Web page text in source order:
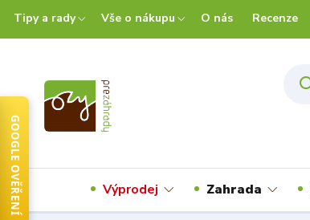
Tipy a rady Vše o nákupu O nás Recenze
Výprodej Zahrada
GOOGLE OVĚŘENÍ